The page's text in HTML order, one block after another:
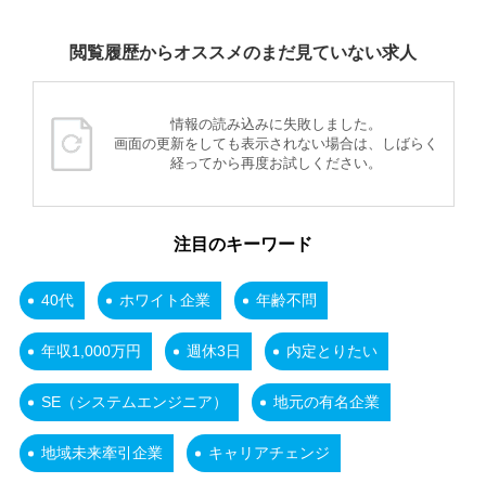
閲覧履歴からオススメのまだ見ていない求人
情報の読み込みに失敗しました。
画面の更新をしても表示されない場合は、しばらく
経ってから再度お試しください。
注目のキーワード
40代 ホワイト企業 年齢不問
年収1,000万円 週休3日 内定とりたい
SE（システムエンジニア） 地元の有名企業
地域未来牽引企業 キャリアチェンジ